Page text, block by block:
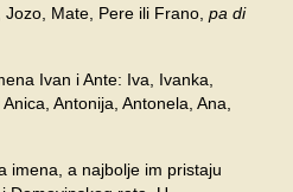
Mate, Pere ili Frano, pa di
Ivan i Ante: Iva, Ivanka,
Antonija, Antonela, Ana,
imena, a najbolje im pristaju